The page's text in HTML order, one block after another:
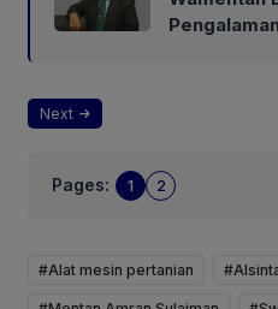
Next
Pages: 1 2
#Alat mesin pertanian